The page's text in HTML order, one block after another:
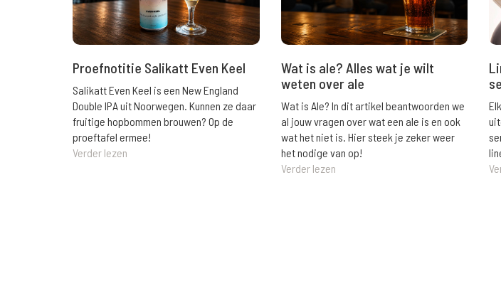
Proefnotitie Salikatt Even Keel
Salikatt Even Keel is een New England
Double IPA uit Noorwegen. Kunnen ze daar
fruitige hopbommen brouwen? Op de
proeftafel ermee!
Verder lezen
Wat is ale? Alles wat je wilt
weten over ale
Wat is Ale? In dit artikel beantwoorden we
al jouw vragen over wat een ale is en ook
wat het niet is. Hier steek je zeker weer
het nodige van op!
Verder lezen